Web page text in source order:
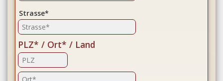
Strasse*
PLZ* / Ort* / Land